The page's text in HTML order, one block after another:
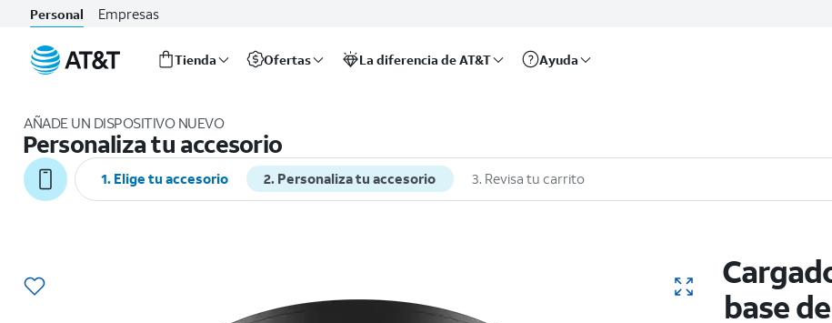
Personal Empresas
Tienda Ofertas La diferencia de AT&T Ayuda
AÑADE UN DISPOSITIVO NUEVO
Personaliza tu accesorio
1. Elige tu accesorio 2. Personaliza tu accesorio 3. Revisa tu carrito
base